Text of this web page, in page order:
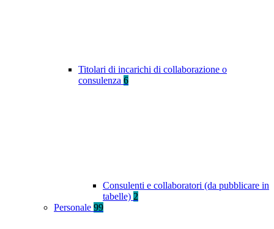
Titolari di incarichi di collaborazione o
consulenza 6
Consulenti e collaboratori (da pubblicare in
tabelle) 2
Personale 99